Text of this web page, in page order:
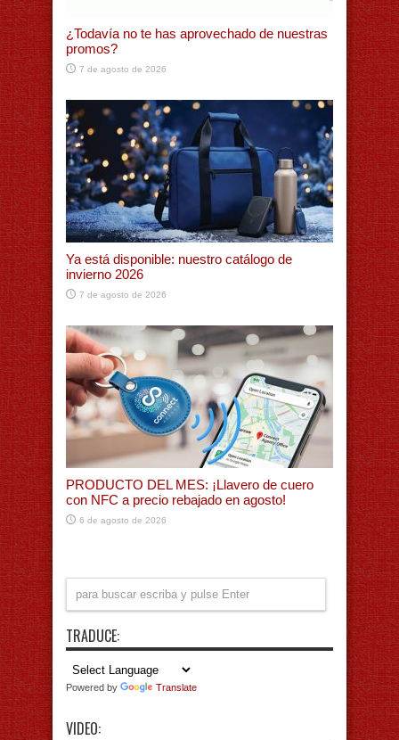
¿Todavía no te has aprovechado de nuestras
promos?
7 de agosto de 2026
Ya está disponible: nuestro catálogo de
invierno 2026
7 de agosto de 2026
PRODUCTO DEL MES: ¡Llavero de cuero
con NFC a precio rebajado en agosto!
6 de agosto de 2026
TRADUCE:
Powered by Translate
VIDEO: